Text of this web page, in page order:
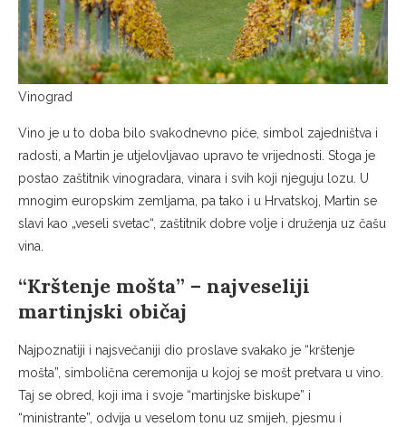
Vinograd
Vino je u to doba bilo svakodnevno piće, simbol zajedništva i
radosti, a Martin je utjelovljavao upravo te vrijednosti. Stoga je
postao zaštitnik vinogradara, vinara i svih koji njeguju lozu. U
mnogim europskim zemljama, pa tako i u Hrvatskoj, Martin se
slavi kao „veseli svetac“, zaštitnik dobre volje i druženja uz čašu
vina.
“Krštenje mošta” – najveseliji
martinjski običaj
Najpoznatiji i najsvečaniji dio proslave svakako je “krštenje
mošta”, simbolična ceremonija u kojoj se mošt pretvara u vino.
Taj se obred, koji ima i svoje “martinjske biskupe” i
“ministrante”, odvija u veselom tonu uz smijeh, pjesmu i